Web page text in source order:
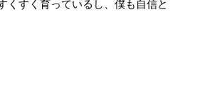
くすく育っているし、僕も自信と